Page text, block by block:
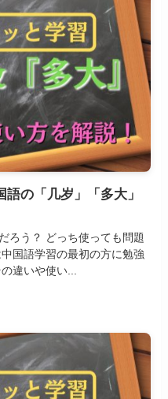
語の「几岁」「多大」
ろう？ どっち使っても問題
国語学習の最初の方に勉強
違いや使い...